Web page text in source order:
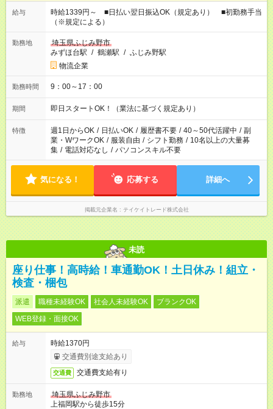
給与
時給1339円～ ■日払い翌日振込OK（規定あり） ■初勤務手当
（※規定による）
勤務地
埼玉県ふじみ野市
みずほ台駅 / 鶴瀬駅 / ふじみ野駅
物流企業
勤務時間 9：00～17：00
期間 即日スタートOK！（業法に基づく規定あり）
特徴 週1日からOK / 日払いOK / 履歴書不要 / 40～50代活躍中 / 副
業・WワークOK / 服装自由 / シフト勤務 / 10名以上の大量募
集 / 電話対応なし / パソコンスキル不要
気になる！ 応募する 詳細へ
掲載元企業名 テイケイトレード株式会社
未読
座り仕事！高時給！車通勤OK！土日休み！組立・
検査・梱包
派遣 職種未経験OK 社会人未経験OK
ブランクOK
WEB登録・面接OK
給与
時給1370円
交通費別途支給あり
交通費 交通費支給有り
勤務地
埼玉県ふじみ野市
上福岡駅から徒歩15分